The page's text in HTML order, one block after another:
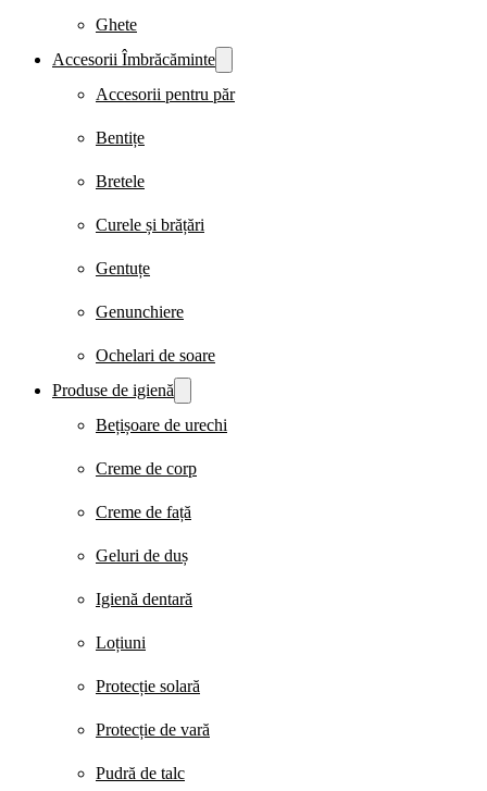
Ghete
Accesorii Îmbrăcăminte
Accesorii pentru păr
Bentițe
Bretele
Curele și brățări
Gentuțe
Genunchiere
Ochelari de soare
Produse de igienă
Bețișoare de urechi
Creme de corp
Creme de față
Geluri de duș
Igienă dentară
Loțiuni
Protecție solară
Protecție de vară
Pudră de talc